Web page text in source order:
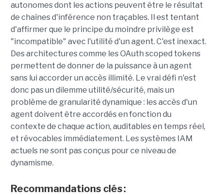
autonomes dont les actions peuvent être le résultat
de chaînes d'inférence non traçables. Il est tentant
d'affirmer que le principe du moindre privilège est
"incompatible" avec l'utilité d'un agent. C'est inexact.
Des architectures comme les OAuth scoped tokens
permettent de donner de la puissance à un agent
sans lui accorder un accès illimité. Le vrai défi n'est
donc pas un dilemme utilité/sécurité, mais un
problème de granularité dynamique : les accès d'un
agent doivent être accordés en fonction du
contexte de chaque action, auditables en temps réel,
et révocables immédiatement. Les systèmes IAM
actuels ne sont pas conçus pour ce niveau de
dynamisme.
Recommandations clés :